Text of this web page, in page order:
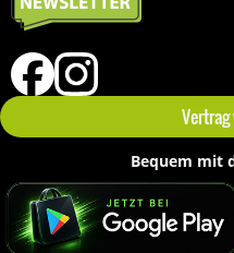
Bequem mit